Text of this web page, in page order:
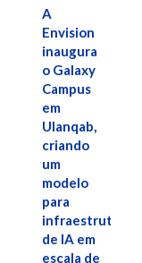
A
Envision
inaugura
o Galaxy
Campus
em
Ulanqab,
criando
um
modelo
para
infraestrutura
de IA em
escala de